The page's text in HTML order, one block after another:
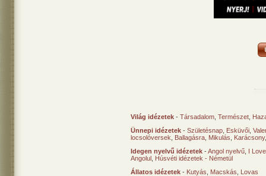
Világ idézetek - Társadalom Természet
Ünnepi idézetek - Születésnap Esküvői
locsolóversek
Ballagásra Mikulás Karácsony
Idegen nyelvű idézetek -Angol nyelvű I
Angolul Húsvéti idézetek - Németül
Állatos idézetek - Kutyás Macskás
Lovas